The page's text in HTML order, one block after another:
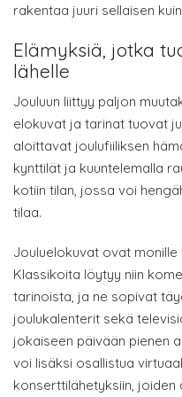
rakentaa juuri sellaisen
Elämyksiä, jotka
lähelle
Jouluun liittyy paljon
elokuvat ja tarinat tuovat
aloittavat joulufiiliksen
kynttilät ja kuuntelemalla
kotiin tilan, jossa voi
tilaa.
Jouluelokuvat ovat
Klassikoita löytyy niin
tarinoista, ja ne sopivat
joulukalenterit sekä
jokaiseen päivään pienen
voi lisäksi osallistua
konserttilähetyksiin,